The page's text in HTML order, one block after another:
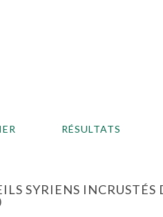
RÉSULTATS
SYRIENS